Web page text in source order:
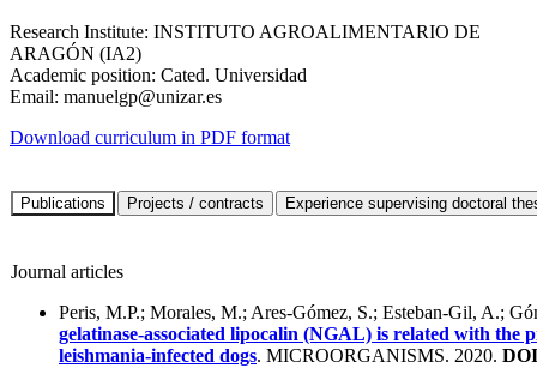
Research Institute: INSTITUTO AGROALIMENTARIO DE
ARAGÓN (IA2)
Academic position: Cated. Universidad
Email: manuelgp@unizar.es
Download curriculum in PDF format
Journal articles
Peris, M.P.; Morales, M.; Ares-Gómez, S.; Esteban-Gil, A.;
gelatinase-associated lipocalin (NGAL) is related with
leishmania-infected dogs. MICROORGANISMS. 2020.